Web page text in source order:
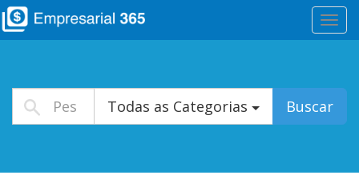
Todas as Categorias Buscar